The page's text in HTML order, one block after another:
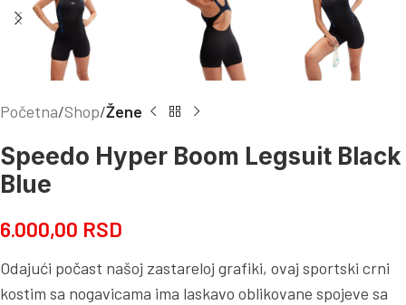
Početna Shop Žene
Speedo Hyper Boom Legsuit Black
Blue
6.000,00 RSD
Odajući počast našoj zastareloj grafiki, ovaj sportski crni
kostim sa nogavicama ima laskavo oblikovane spojeve sa